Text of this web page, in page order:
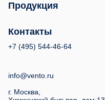
Продукция
Контакты
+7 (495) 544-46-64
info@vento.ru
г. Москва,